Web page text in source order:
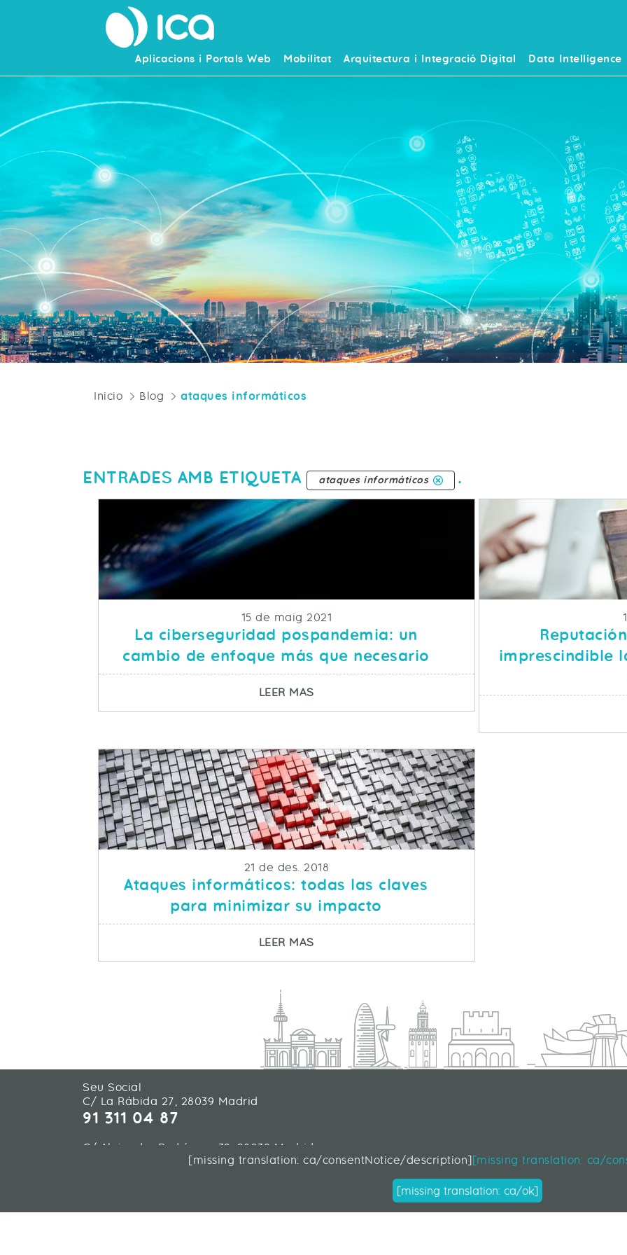
Aplicacions i Portals Web Mobilitat Arquitectura i Integració Digital Data Intelligence
Inicio Blog ataques informáticos
ENTRADES AMB ETIQUETA ataques informáticos .
Fecha de publicacion
15 de maig 2021
La ciberseguridad pospandemia: un
cambio de enfoque más que necesario
LEER MASSOBRE LA CIBERSEGURIDAD POSPANDEMIA: UN
imprescindible
Fecha de publicacion
21 de des. 2018
Ataques informáticos: todas las claves
para minimizar su impacto
LEER MASSOBRE ATAQUES INFORMÁTICOS: TODAS LAS CLAVES
Seu Social
C/ La Rábida 27, 28039 Madrid
91 311 04 87
C/ Alejandro Rodríguez 32, 28039 Madrid
93 452 02 65
[missing translation: ca/consentNotice/description][missing translation: ca/
[missing translation: ca/ok]